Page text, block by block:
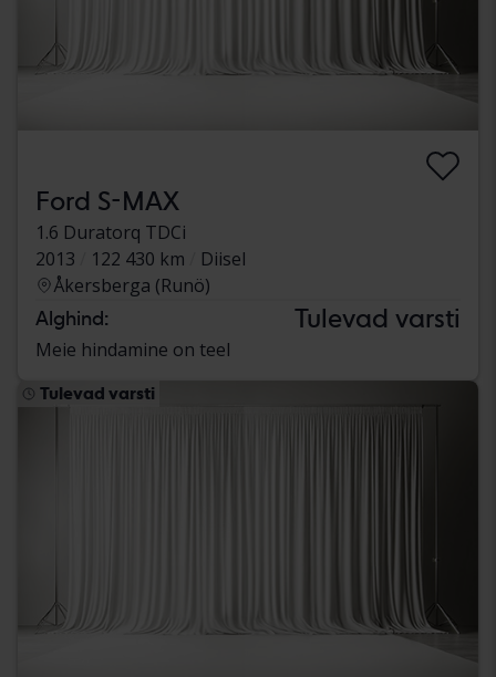
Ford S-MAX
1.6 Duratorq TDCi
2013
122 430 km
Diisel
Åkersberga (Runö)
Alghind: Tulevad varsti
Meie hindamine on teel
Tulevad varsti